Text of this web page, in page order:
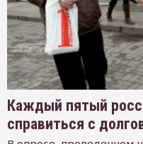
Каждый пятый
справиться с